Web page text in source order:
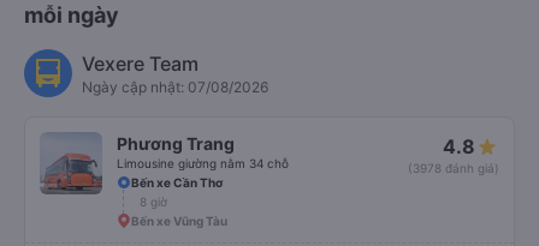
mỗi ngày
Vexere Team
Ngày cập nhật: 07/08/2026
Phương Trang
Limousine giường nằm 34 chỗ
4.8
(3978 đánh giá)
Bến xe Cần Thơ
8 giờ
Bến xe Vũng Tàu